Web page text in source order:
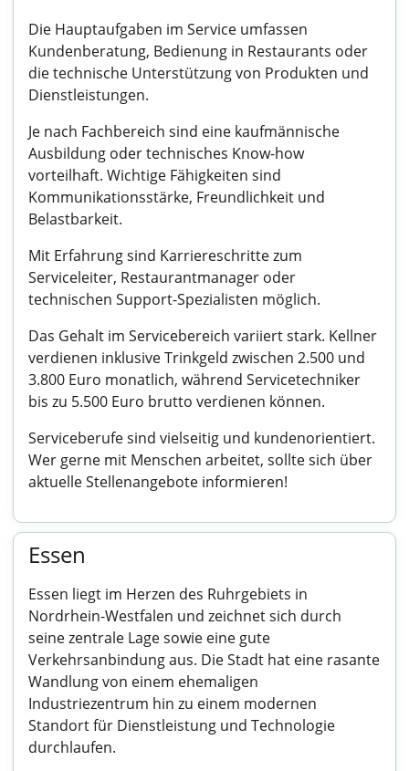
Die Hauptaufgaben im Service umfassen
Kundenberatung, Bedienung in Restaurants oder
die technische Unterstützung von Produkten und
Dienstleistungen.
Je nach Fachbereich sind eine kaufmännische
Ausbildung oder technisches Know-how
vorteilhaft. Wichtige Fähigkeiten sind
Kommunikationsstärke, Freundlichkeit und
Belastbarkeit.
Mit Erfahrung sind Karriereschritte zum
Serviceleiter, Restaurantmanager oder
technischen Support-Spezialisten möglich.
Das Gehalt im Servicebereich variiert stark. Kellner
verdienen inklusive Trinkgeld zwischen 2.500 und
3.800 Euro monatlich, während Servicetechniker
bis zu 5.500 Euro brutto verdienen können.
Serviceberufe sind vielseitig und kundenorientiert.
Wer gerne mit Menschen arbeitet, sollte sich über
aktuelle Stellenangebote informieren!
Essen
Essen liegt im Herzen des Ruhrgebiets in
Nordrhein-Westfalen und zeichnet sich durch
seine zentrale Lage sowie eine gute
Verkehrsanbindung aus. Die Stadt hat eine rasante
Wandlung von einem ehemaligen
Industriezentrum hin zu einem modernen
Standort für Dienstleistung und Technologie
durchlaufen.